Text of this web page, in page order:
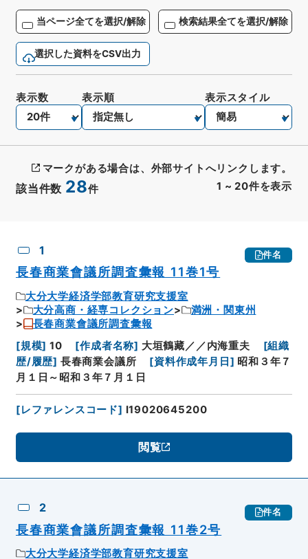
当ページ全てを選択/解除 検索結果全てを選択/解除
選択した資料をCSV出力
該当件数 28件 1 ~ 20件を表示
表示数 表示順 表示スタイル
マークがある場合は、外部サイトへリンクします。
1 件名
長春商業會議所調査彙報 11巻1号
大分大学経済学部教育研究支援室
大分高商・経専コレクション
満洲・関東州
長春商業會議所調査彙報
[規模] 10 [作成者名称] 大垣鶴藏／／内海重夫 [組織
歴/履歴] 長春商業会議所 [資料作成年月日 ] 昭和３年７
月１日～昭和３年７月１日
[レファレンスコード] I19020645200
閲覧
2 件名
長春商業會議所調査彙報 11巻2号
大分大学経済学部教育研究支援室